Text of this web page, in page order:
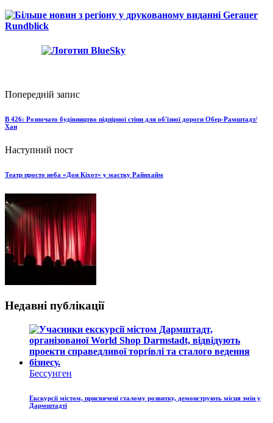
Попередній запис
B 426: Розпочато будівництво підпірної стіни для об'їзної дороги Обер-Рамштадт/
Хан
Наступний пост
Театр просто неба «Дон Кіхот» у маєтку Райнхайм
Недавні публікації
Бессунген
Екскурсії містом, присвячені сталому розвитку, демонструють місця змін у
Дармштадті